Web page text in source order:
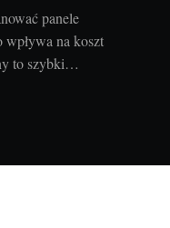
panele
na koszt
to szybki
i
gdy